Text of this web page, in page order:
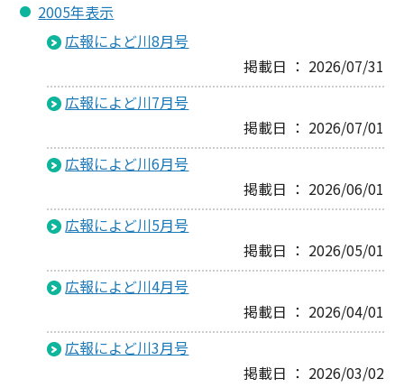
2005年表示
広報によど川8月号
掲載日 ： 2026/07/31
広報によど川7月号
掲載日 ： 2026/07/01
広報によど川6月号
掲載日 ： 2026/06/01
広報によど川5月号
掲載日 ： 2026/05/01
広報によど川4月号
掲載日 ： 2026/04/01
広報によど川3月号
掲載日 ： 2026/03/02